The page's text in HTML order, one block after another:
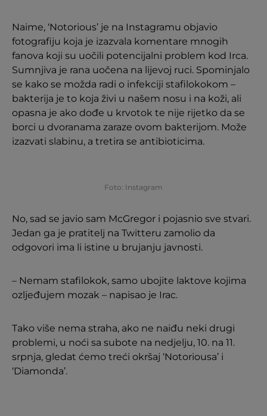
Naime, ‘Notorious’ je na Instagramu objavio
fotografiju koja je izazvala komentare mnogih
fanova koji su uočili potencijalni problem kod Irca.
Sumnjiva je rana uočena na lijevoj ruci. Spominjalo
se kako se možda radi o infekciji stafilokokom –
bakterija je to koja živi u našem nosu i na koži, ali
opasna je ako dođe u krvotok te nije rijetko da se
borci u dvoranama zaraze ovom bakterijom. Može
izazvati slabinu, a tretira se antibioticima.
Foto: Instagram
No, sad se javio sam McGregor i pojasnio sve stvari.
Jedan ga je pratitelj na Twitteru zamolio da
odgovori ima li istine u brujanju javnosti.
– Nemam stafilokok, samo ubojite laktove kojima
ozljeđujem mozak – napisao je Irac.
Tako više nema straha, ako ne naiđu neki drugi
problemi, u noći sa subote na nedjelju, 10. na 11.
srpnja, gledat ćemo treći okršaj ‘Notoriousa’ i
‘Diamonda’.